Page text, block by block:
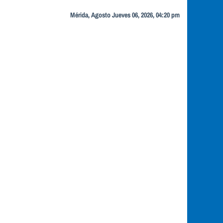
Mérida, Agosto Jueves 06, 2026, 04:20 pm